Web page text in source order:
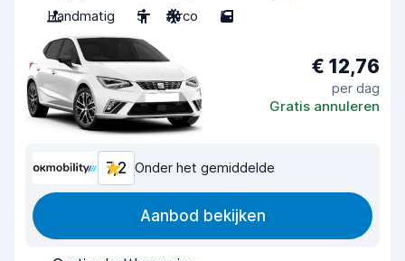
Handmatig
5 Airco 5
€ 12,76
per dag
Gratis annuleren
7,2 Onder het gemiddelde
Aanbod bekijken